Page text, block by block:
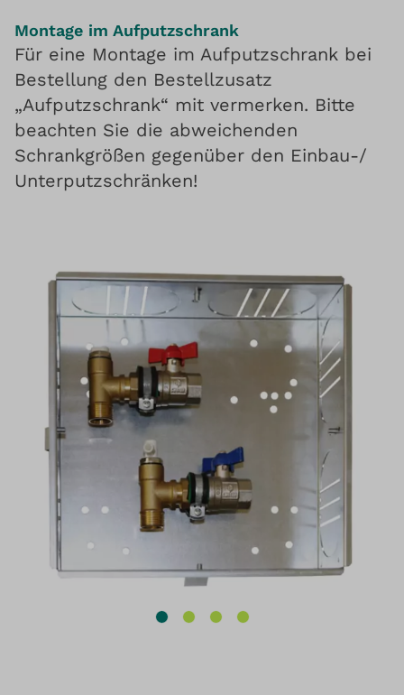
Montage im Aufputzschrank
Für eine Montage im Aufputzschrank bei
Bestellung den Bestellzusatz
„Aufputzschrank“ mit vermerken. Bitte
beachten Sie die abweichenden
Schrankgrößen gegenüber den Einbau-/
Unterputzschränken!